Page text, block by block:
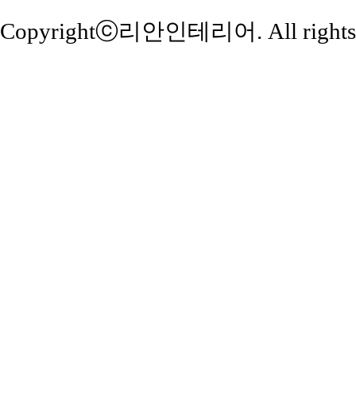
Copyrightⓒ리안인테리어 . All